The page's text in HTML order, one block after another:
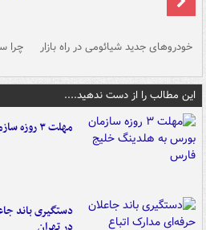
خودروهای جدید شیائومی در راه بازار چرا
این مطالب را از دست ندهید....
مهلت ۳ روزه سازمان بورس به هلدینگ خلیج فارس
دستگیری باند